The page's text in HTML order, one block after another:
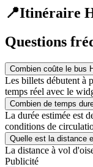
📍Itinéraire
Questions
Combien coûte le bus
Les billets débutent à
temps réel avec le
Combien de temps
La durée estimée est
conditions de
Quelle est la distance
La distance à vol
Publicité